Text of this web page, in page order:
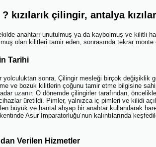
çilingir, antalya
anahtarı unutulmuş ya da kaybolmuş ve kilitli
olan kilitleri tamir eden, sonrasında tekrar
Tarihi
sonra, Çilingir mesleği birçok değişiklik
ve bozuk kilitlerin çoğunu tamir etme bilgisine
uzanır. O dönemde çilingirler tarafından,
üretildi. Pimler, yalnızca iç pimleri ve kilidi
büyük ve hantal ahşap bir anahtar kullanılarak
Asur İmparatorluğu’nun kalıntılarında
Verilen Hizmetler